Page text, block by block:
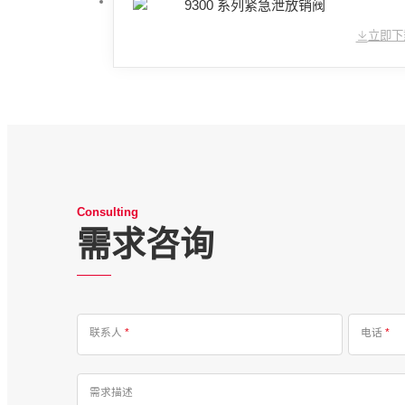
9300 系列紧急泄放销阀
立即
Consulting
需求咨询
联系人* 电话*
需求描述